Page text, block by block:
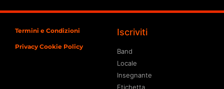
Termini e Condizioni
Privacy Cookie Policy
Iscriviti
Band
Locale
Insegnante
Etichetta